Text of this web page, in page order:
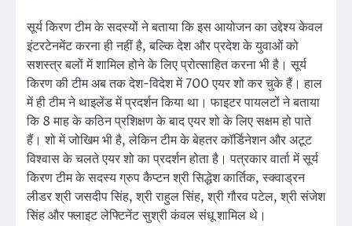
सूर्य किरण टीम के सदस्यों ने बताया कि इस आयोजन का उद्देश्य केवल
इंटरटेनमेंट करना ही नहीं है, बल्कि देश और प्रदेश के युवाओं को
सशस्त्र बलों में शामिल होने के लिए प्रोत्साहित करना भी है। सूर्य
किरण की टीम अब तक देश-विदेश में 700 एयर शो कर चुके हैं। हाल
में ही टीम ने थाइलेंड में प्रदर्शन किया था। फाइटर पायलटों ने बताया
कि 8 माह के कठिन प्रशिक्षण के बाद एयर शो के लिए सक्षम हो पाते
हैं। शो में जोखिम भी है, लेकिन टीम के बेहतर कॉर्डिनेशन और अटूट
विश्वास के चलते एयर शो का प्रदर्शन होता है। पत्रकार वार्ता में सूर्य
किरण टीम के सदस्य ग्रुप कैप्टन श्री सिद्धेश कार्तिक, स्क्वाड्रन
लीडर श्री जसदीप सिंह, श्री राहुल सिंह, श्री गौरव पटेल, श्री संजेश
सिंह और फ्लाइट लेफ्टिनेंट सुश्री कंवल संधू शामिल थे।